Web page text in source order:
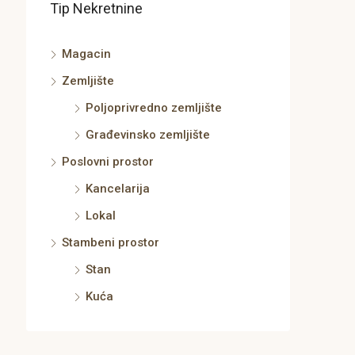
Tip Nekretnine
Magacin
Zemljište
Poljoprivredno zemljište
Građevinsko zemljište
Poslovni prostor
Kancelarija
Lokal
Stambeni prostor
Stan
Kuća